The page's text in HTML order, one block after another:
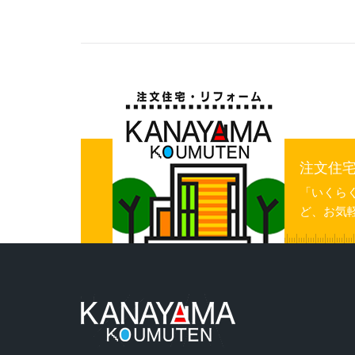
注文住
「いく
ど、お気